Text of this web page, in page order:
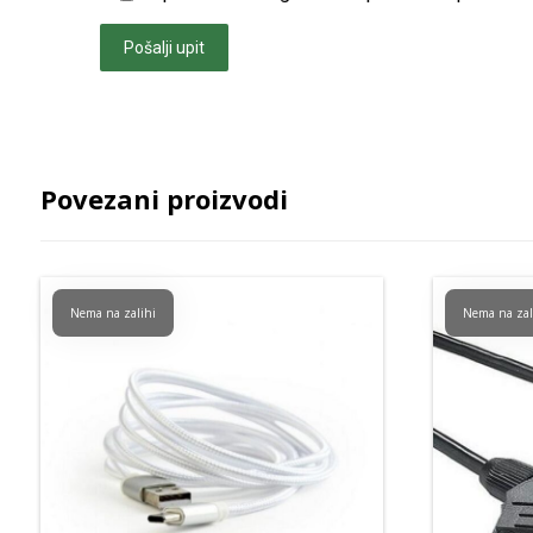
Pošalji upit
Povezani proizvodi
Nema na zalihi Nema na